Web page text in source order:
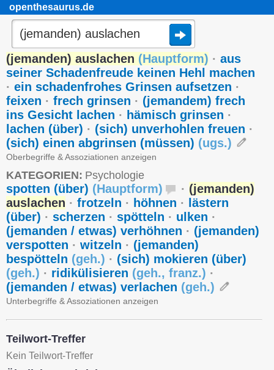
openthesaurus.de
(jemanden) auslachen (Hauptform) · aus
seiner Schadenfreude keinen Hehl machen
· ein schadenfrohes Grinsen aufsetzen ·
feixen · frech grinsen · (jemandem) frech
ins Gesicht lachen · hämisch grinsen ·
lachen (über) · (sich) unverhohlen freuen ·
(sich) einen abgrinsen (müssen) (ugs.)
Oberbegriffe & Assoziationen anzeigen
KATEGORIEN: Psychologie
spotten (über) (Hauptform) · (jemanden)
auslachen · frotzeln · höhnen ·
lästern
(über) · scherzen · spötteln · ulken ·
(jemanden / etwas) verhöhnen · (jemanden)
verspotten · witzeln · (jemanden)
bespötteln (geh.) · (sich) mokieren (über)
(geh.) · ridikülisieren (geh., franz.) ·
(jemanden / etwas) verlachen (geh.)
Unterbegriffe & Assoziationen anzeigen
Teilwort-Treffer
Kein Teilwort-Treffer